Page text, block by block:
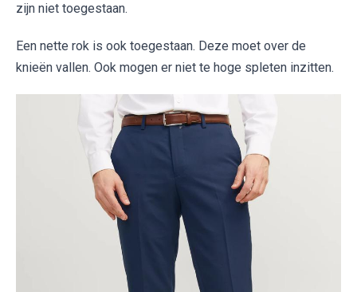
zijn niet toegestaan.
Een nette rok is ook toegestaan. Deze moet over de
knieën vallen. Ook mogen er niet te hoge spleten inzitten.